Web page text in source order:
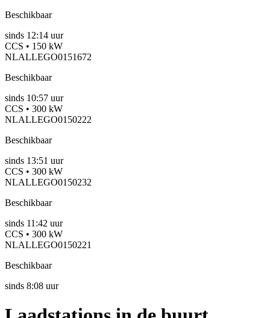
Beschikbaar
sinds 12:14 uur
CCS • 150 kW
NLALLEGO0151672
Beschikbaar
sinds 10:57 uur
CCS • 300 kW
NLALLEGO0150222
Beschikbaar
sinds 13:51 uur
CCS • 300 kW
NLALLEGO0150232
Beschikbaar
sinds 11:42 uur
CCS • 300 kW
NLALLEGO0150221
Beschikbaar
sinds 8:08 uur